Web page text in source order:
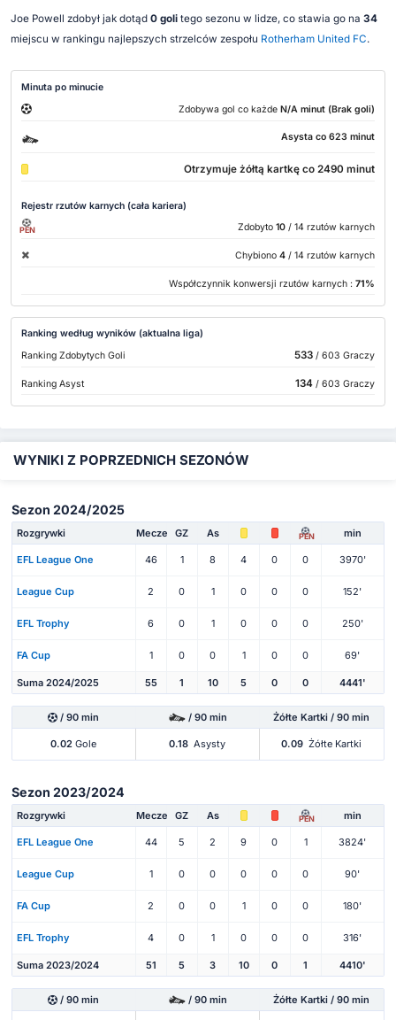
Joe Powell zdobył jak dotąd 0 golitego sezonu w lidze, co stawia go na 34
miejscu w rankingu najlepszych strzelców zespołu Rotherham United FC.
Minuta po minucie
Zdobywa gol co każde N/A minut (Brak goli)
Asysta co 623 minut
Otrzymuje żółtą kartkę co 2490 minut
Rejestr rzutów karnych (cała kariera)
PEN Zdobyto 10 / 14 rzutów karnych
Chybiono 4 / 14 rzutów karnych
Współczynnik konwersji rzutów karnych : 71%
Ranking według wyników (aktualna liga)
Ranking Zdobytych Goli
533/ 603 Graczy
Ranking Asyst 134/ 603 Graczy
WYNIKI Z POPRZEDNICH SEZONÓW
Sezon 2024/2025
Rozgrywki Mecze GZ As PEN min
EFL League One 46 1 8 4 0 0 3970'
League Cup 2 0 1 0 0 0 152'
EFL Trophy 6 0 1 0 0 0 250'
FA Cup 1 0 0 1 0 0 69'
Suma 2024/2025 55 1 10 5 0 0 4441'
/ 90 min / 90 min Żółte Kartki / 90 min
0.02 Gole 0.18 Asysty 0.09 Żółte Kartki
Sezon 2023/2024
Rozgrywki Mecze GZ As PEN min
EFL League One 44 5 2 9 0 1 3824'
League Cup 1 0 0 0 0 0 90'
FA Cup 2 0 0 1 0 0 180'
EFL Trophy 4 0 1 0 0 0 316'
Suma 2023/2024 51 5 3 10 0 1 4410'
/ 90 min / 90 min Żółte Kartki / 90 min